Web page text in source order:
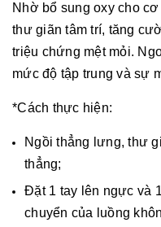
Nhờ bổ sung oxy cho
thư giãn tâm trí, tăng
triệu chứng mệt mỏi.
mức độ tập trung và sự
*Cách thực hiện:
Ngồi thẳng lưng, thư
thẳng;
Đặt 1 tay lên ngực và
chuyển của luồng